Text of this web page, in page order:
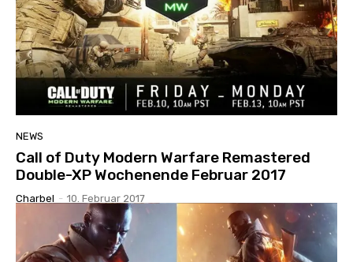
NEWS
Call of Duty Modern Warfare Remastered
Double-XP Wochenende Februar 2017
Charbel - 10. Februar 2017